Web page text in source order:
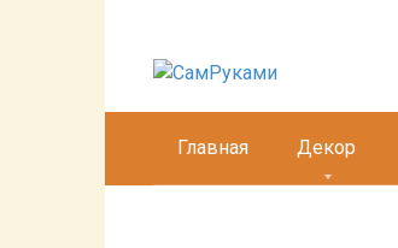
Главная Декор